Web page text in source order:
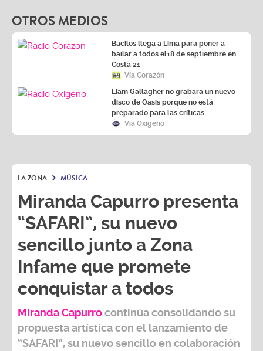
OTROS MEDIOS
Bacilos llega a Lima para poner a
bailar a todos el18 de septiembre en
Costa 21
Vía Corazón
Liam Gallagher no grabará un nuevo
disco de Oasis porque no está
preparado para las críticas
Vía Oxígeno
LA ZONA MÚSICA
Miranda Capurro presenta
“SAFARI”, su nuevo
sencillo junto a Zona
Infame que promete
conquistar a todos
Miranda Capurrocontinúa consolidando su
propuesta artística con el lanzamiento de
“SAFARI”, su nuevo sencillo en colaboración